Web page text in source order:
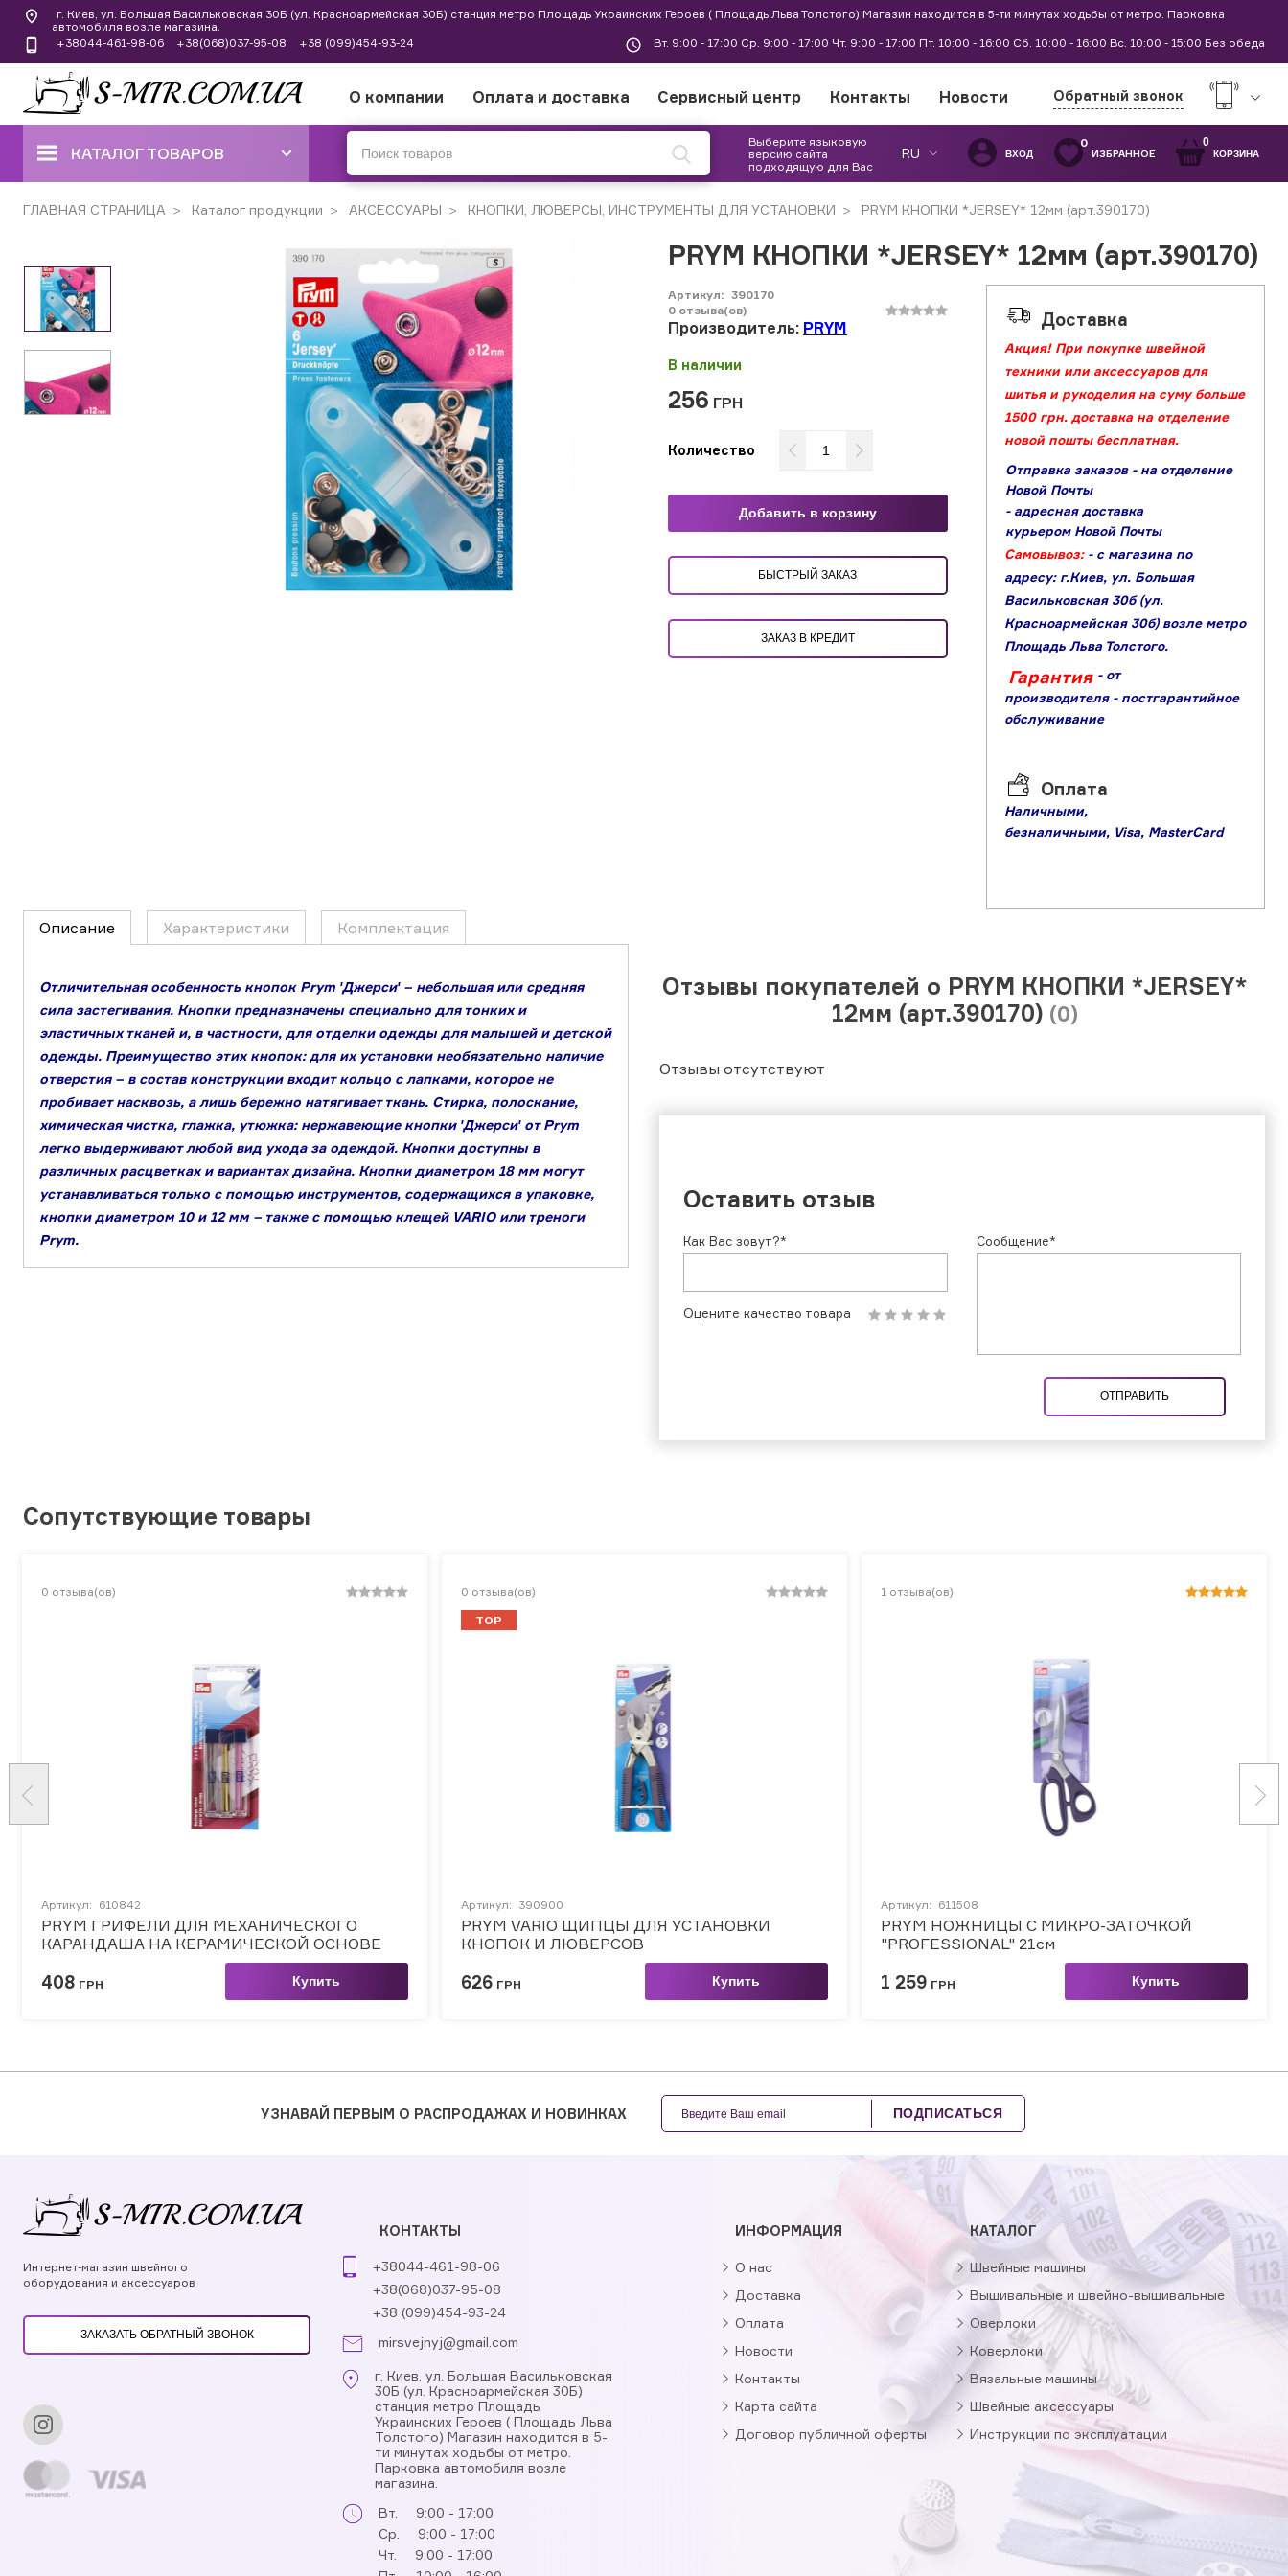
г. Киев, ул. Большая Васильковская 30Б (ул. Красноармейская 30Б) станция метро Площадь Украинских Героев ( Площадь Льва Толстого) Магазин находится в 5-ти минутах ходьбы от метро. Парковка
автомобиля возле магазина.
+38044-461-98-06
+38(068)037-95-08 +38 (099)454-93-24 Вт. 9:00 - 17:00 Ср. 9:00 - 17:00 Чт. 9:00 - 17:00 Пт. 10:00 - 16:00 Сб. 10:00 - 16:00 Вс. 10:00 - 15:00 Без обеда
О компании Оплата и доставка Сервисный центр Контакты Новости Обратный звонок
КАТАЛОГ ТОВАРОВ
ШВЕЙНЫЕ МАШИНЫ
ПЛОСКОШОВНЫЕ МАШИНЫ
ВЫШИВАЛЬНЫЕ И ШВЕЙНО-
ВЫШИВАЛЬНЫЕ
ШВЕЙНЫЕ МАШИНЫ РУЧНОГО
СТЕЖКА
ВЯЗАЛЬНЫЕ МАШИНЫ
Выберите языковую
версию сайта
подходящую для Вас
RU ВХОД
0
ИЗБРАННОЕ
0
КОРЗИНА
ГЛАВНАЯ СТРАНИЦА Каталог продукции АКСЕССУАРЫ КНОПКИ, ЛЮВЕРСЫ, ИНСТРУМЕНТЫ ДЛЯ УСТАНОВКИ PRYM КНОПКИ *JERSEY* 12мм (арт.390170)
PRYM КНОПКИ *JERSEY* 12мм (арт.390170)
Артикул: 390170
0 отзыва(ов)
Производитель: PRYM
В наличии
256 ГРН
Количество
Добавить в корзину
БЫСТРЫЙ ЗАКАЗ
ЗАКАЗ В КРЕДИТ
Доставка
Акция! При покупке швейной
техники или аксессуаров для
шитья и рукоделия на суму больше
1500 грн. доставка на отделение
новой пошты бесплатная.
Отправка заказов - на отделение
Новой Почты
- адресная доставка
курьером Новой Почты
Самовывоз: - с магазина по
адресу: г.Киев, ул. Большая
Васильковская 30б (ул.
Красноармейская 30б) возле метро
Площадь Льва Толстого.
Гарантия - от
производителя - постгарантийное
обслуживание
Оплата
Наличными,
безналичными, Visa, MasterCard
Описание Характеристики Комплектация
Отличительная особенность кнопок Prym ʹДжерсиʹ – небольшая или средняя
сила застегивания. Кнопки предназначены специально для тонких и
эластичных тканей и, в частности, для отделки одежды для малышей и детской
одежды. Преимущество этих кнопок: для их установки необязательно наличие
отверстия – в состав конструкции входит кольцо с лапками, которое не
пробивает насквозь, а лишь бережно натягивает ткань. Стирка, полоскание,
химическая чистка, глажка, утюжка: нержавеющие кнопки ʹДжерсиʹ от Prym
легко выдерживают любой вид ухода за одеждой. Кнопки доступны в
различных расцветках и вариантах дизайна. Кнопки диаметром 18 мм могут
устанавливаться только с помощью инструментов, содержащихся в упаковке,
кнопки диаметром 10 и 12 мм – также с помощью клещей VARIO или треноги
Prym.
Отзывы покупателей о PRYM КНОПКИ *JERSEY*
12мм (арт.390170) (0)
Отзывы отсутствуют
Оставить отзыв
Сообщение*
Как Вас зовут?*
Оцените качество товара
ОТПРАВИТЬ
Сопутствующие товары
0 отзыва(ов)
Артикул: 610842
PRYM ГРИФЕЛИ ДЛЯ МЕХАНИЧЕСКОГО
КАРАНДАША НА КЕРАМИЧЕСКОЙ ОСНОВЕ
408 ГРН Купить
0 отзыва(ов)
TOP
Артикул: 390900
PRYM VARIO ЩИПЦЫ ДЛЯ УСТАНОВКИ
КНОПОК И ЛЮВЕРСОВ
626 ГРН Купить
1 отзыва(ов)
Артикул: 611508
PRYM НОЖНИЦЫ С МИКРО-ЗАТОЧКОЙ
"PROFESSIONAL" 21см
1 259 ГРН Купить
УЗНАВАЙ ПЕРВЫМ О РАСПРОДАЖАХ И НОВИНКАХ ПОДПИСАТЬСЯ
Интернет-магазин швейного
оборудования и аксессуаров
ЗАКАЗАТЬ ОБРАТНЫЙ ЗВОНОК
КОНТАКТЫ
+38044-461-98-06
+38(068)037-95-08
+38 (099)454-93-24
mirsvejnyj@gmail.com
г. Киев, ул. Большая Васильковская
30Б (ул. Красноармейская 30Б)
станция метро Площадь
Украинских Героев ( Площадь Льва
Толстого) Магазин находится в 5-
ти минутах ходьбы от метро.
Парковка автомобиля возле
магазина.
Вт.
9:00 - 17:00
Ср.
9:00 - 17:00
Чт.
9:00 - 17:00
ИНФОРМАЦИЯ
О нас
Доставка
Оплата
Новости
Контакты
Карта сайта
Договор публичной оферты
КАТАЛОГ
Швейные машины
Вышивальные и швейно-вышивальные
Оверлоки
Коверлоки
Вязальные машины
Швейные аксессуары
Инструкции по эксплуатации